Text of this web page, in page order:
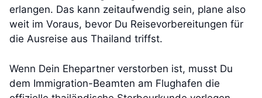
erlangen. Das kann zeitaufwendig sein, plane also
weit im Voraus, bevor Du Reisevorbereitungen für
die Ausreise aus Thailand triffst.
Wenn Dein Ehepartner verstorben ist, musst Du
dem Immigration-Beamten am Flughafen die